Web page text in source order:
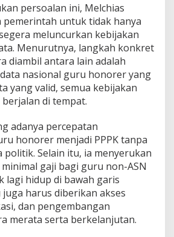
persoalan ini, Melchias
pemerintah untuk tidak hanya
meluncurkan kebijakan
Menurutnya, langkah konkret
diambil antara lain adalah
nasional guru honorer yang
yang valid, semua kebijakan
di tempat.
adanya percepatan
honorer menjadi PPPK tanpa
politik. Selain itu, ia menyerukan
gaji bagi guru non-ASN
lagi hidup di bawah garis
harus diberikan akses
dan pengembangan
merata serta berkelanjutan.